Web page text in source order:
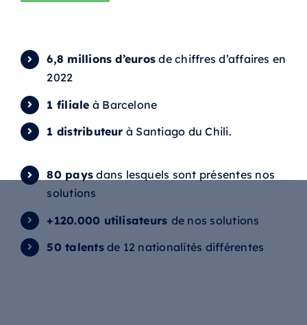
6,8 millions d’euros de chiffres d’affaires en
2022
1 filiale à Barcelone
1 distributeur à Santiago du Chili.
80 pays dans lesquels sont présentes nos
solutions
+120.000 utilisateurs de nos solutions
50 talentsde 12 nationalités différentes